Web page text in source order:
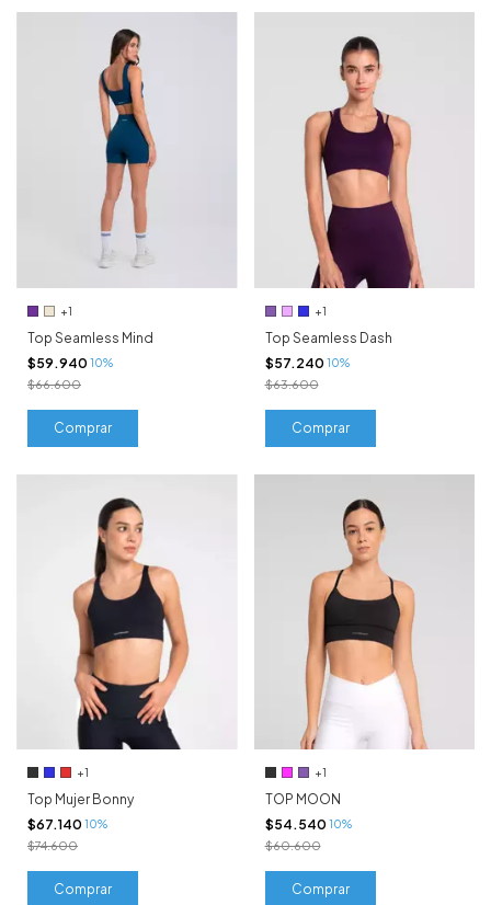
+1
Top Seamless Mind
$59.940 10%
$66.600
Comprar
+1
Top Seamless Dash
$57.240 10%
$63.600
Comprar
+1
Top Mujer Bonny
$67.140 10%
$74.600
Comprar
+1
TOP MOON
$54.540 10%
$60.600
Comprar